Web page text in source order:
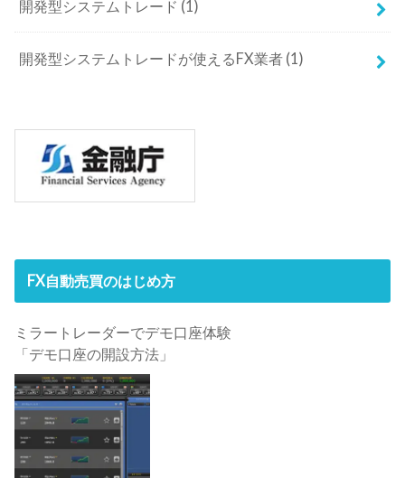
開発型システムトレード (1)
開発型システムトレードが使えるFX業者 (1)
FX自動売買のはじめ方
ミラートレーダーでデモ口座体験
「デモ口座の開設方法」